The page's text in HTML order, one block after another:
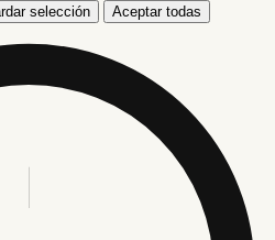
selección Aceptar todas